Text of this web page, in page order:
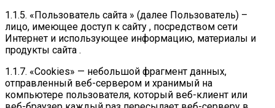
1.1.5. «Пользователь сайта » (далее Пользователь) –
лицо, имеющее доступ к сайту , посредством сети
Интернет и использующее информацию, материалы и
продукты сайта .
1.1.7. «Cookies» — небольшой фрагмент данных,
отправленный веб-сервером и хранимый на
компьютере пользователя, который веб-клиент или